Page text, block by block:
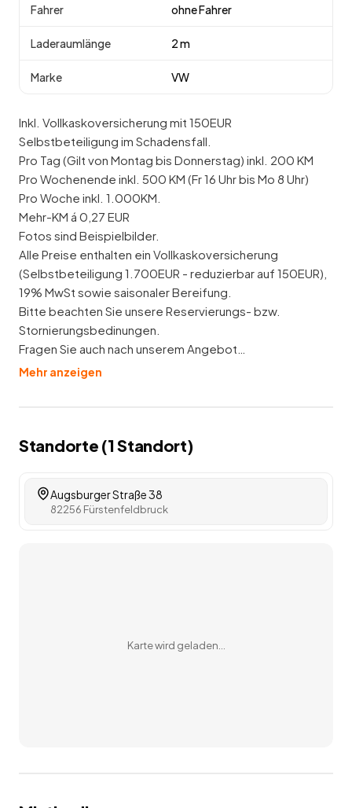
Fahrer ohne Fahrer
Laderaumlänge 2 m
Marke VW
Inkl. Vollkaskoversicherung mit 150EUR
Selbstbeteiligung im Schadensfall.
Pro Tag (Gilt von Montag bis Donnerstag) inkl. 200 KM
Pro Wochenende inkl. 500 KM (Fr 16 Uhr bis Mo 8 Uhr)
Pro Woche inkl. 1.000KM.
Mehr-KM á 0,27 EUR
Fotos sind Beispielbilder.
Alle Preise enthalten ein Vollkaskoversicherung
(Selbstbeteiligung 1.700EUR - reduzierbar auf 150EUR),
19% MwSt sowie saisonaler Bereifung.
Bitte beachten Sie unsere Reservierungs- bzw.
Stornierungsbedinungen.
Fragen Sie auch nach unserem Angebot…
Mehr anzeigen
Standorte (1Standort)
Augsburger Straße 38
82256 Fürstenfeldbruck
Karte wird geladen…